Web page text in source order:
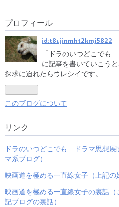
歴代の名製作者の閉ざされ
たサビ鍵扉をこじ開けた
ら、国民的大作家がいた
「あなたに会
た」 家庭教師
イズミ愕 フル
ャラと奪った
あたしンち
3世代でなく3時代オヤジド
ラマ集結 田村正和の引退を
NHKの映画洗脳被害高齢者
たちの呪縛を解け 歴代映画
かぶ片手打ち排除
正和伝説・番
一」に紡ぐ『
世紀に「笠森
プロフィール
id:t8ujinmht2kmj5822
「ドラのいつどこでも
に記事を書いていこう
探求に迫れたらウレシイです。
このブログについて
リンク
ドラのいつどこでも ドラマ思想展
マ系ブログ）
映画道を極める一直線女子（上記の
映画道を極める一直線女子の裏話
記ブログの裏話）